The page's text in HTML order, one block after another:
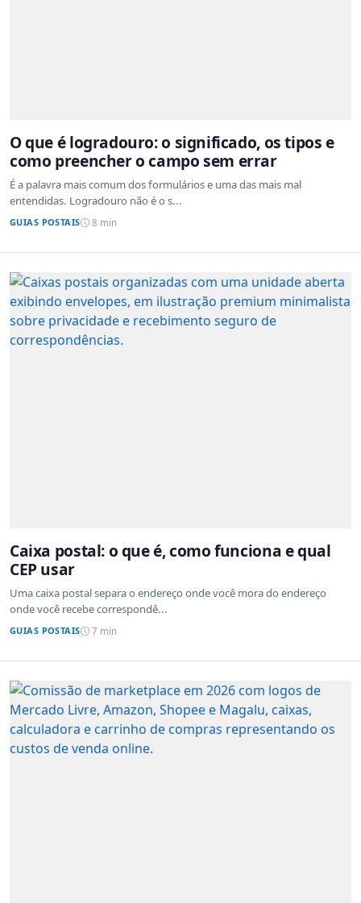
O que é logradouro: o significado, os tipos e
como preencher o campo sem errar
É a palavra mais comum dos formulários e uma das mais mal
entendidas. Logradouro não é o s...
GUIAS POSTAIS 8 min
Caixa postal: o que é, como funciona e qual
CEP usar
Uma caixa postal separa o endereço onde você mora do endereço
onde você recebe correspondê...
GUIAS POSTAIS 7 min